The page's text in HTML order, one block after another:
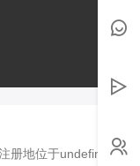
册地位于undefined，